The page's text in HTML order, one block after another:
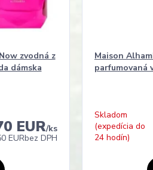
zvodná z
dámska
EUR/ks
EURbez DPH
Maison
parfumovaná
Skladom
(expedícia do
24 hodín)